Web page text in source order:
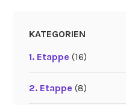
KATEGORIEN
1. Etappe (16)
2. Etappe (8)